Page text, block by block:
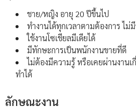
ชาย/หญิง อายุ 20 ปีขึ้นไป
ทำงานได้ทุกเวลาตามต้องการ ไม่
ใช้งานโซเชียลมีเดียได้
มีทักษะการเป็นพนักงานขายที่ดี
ไม่ต้องมีความรู้ หรือเคยผ่านงาน
ทำได้
ลักษณะงาน